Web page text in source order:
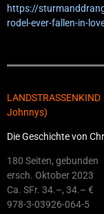
https://
rodel-ever-fallen-in-
Johnnys)
Die Geschichte von
180 Seiten, gebunden
ersch. Oktober 2023
Ca. SFr. 34.–, 34.– €
978-3-03926-064-5